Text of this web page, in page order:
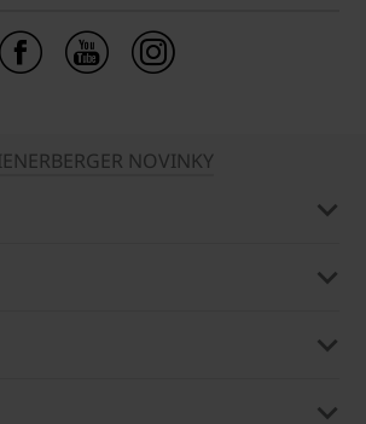
NOVINKY